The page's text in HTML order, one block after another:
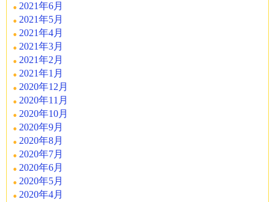
2021年6月
2021年5月
2021年4月
2021年3月
2021年2月
2021年1月
2020年12月
2020年11月
2020年10月
2020年9月
2020年8月
2020年7月
2020年6月
2020年5月
2020年4月